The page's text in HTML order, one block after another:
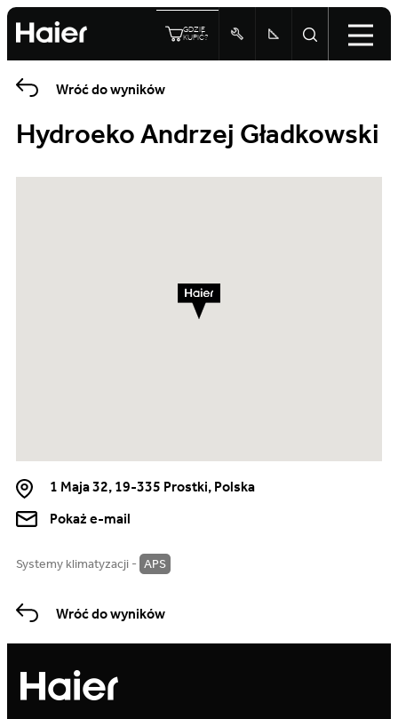
GDZIE
KUPIĆ?
Wróć do wyników
Hydroeko Andrzej Gładkowski
1 Maja 32, 19-335 Prostki, Polska
Pokaż e-mail
Systemy klimatyzacji - APS
Wróć do wyników